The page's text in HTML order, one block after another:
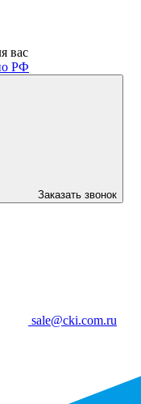
вас
РФ
Заказать звонок
sale@cki.com.ru